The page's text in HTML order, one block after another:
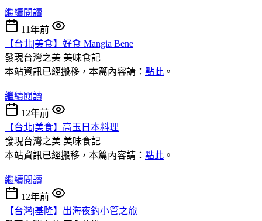
繼續閱讀
11年前
【台北|美食】好食 Mangia Bene
發現台灣之美 美味食記
本站資訊已經搬移，本篇內容請： 點此 。
繼續閱讀
12年前
【台北|美食】高玉日本料理
發現台灣之美 美味食記
本站資訊已經搬移，本篇內容請： 點此 。
繼續閱讀
12年前
【台灣|基隆】出海夜釣小管之旅